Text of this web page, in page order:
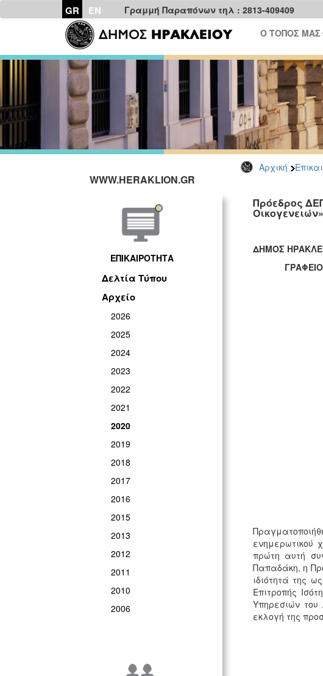
GR EN Γραμμή Παραπόνων τηλ : 2813-409409
Ο ΤΟΠΟΣ ΜΑΣ
Αρχική
WWW.HERAKLION.GR
ΕΠΙΚΑΙΡΟΤΗΤΑ
Δελτία Τύπου
Αρχείο
2026
2025
2024
2023
2022
2021
2020
2019
2018
2017
2016
2015
2013
2012
2011
2010
2006
Πρόεδρος
Οικογενειών»
ΔΗΜΟΣ
ΓΡΑΦΕΙΟ
ενημερωτικού
πρώτη αυτή
Παπαδάκη, η
ιδιότητά της
Επιτροπής
Υπηρεσιών
εκλογή της